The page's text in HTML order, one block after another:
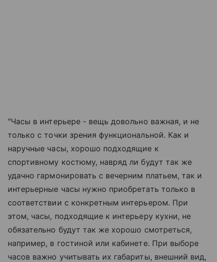
"Часы в интерьере - вещь довольно важная, и не
только с точки зрения функциональной. Как и
наручные часы, хорошо подходящие к
спортивному костюму, навряд ли будут так же
удачно гармонировать с вечерним платьем, так и
интерьерные часы нужно приобретать только в
соответствии с конкретным интерьером. При
этом, часы, подходящие к интерьеру кухни, не
обязательно будут так же хорошо смотреться,
например, в гостиной или кабинете. При выборе
часов важно учитывать их габариты, внешний вид,